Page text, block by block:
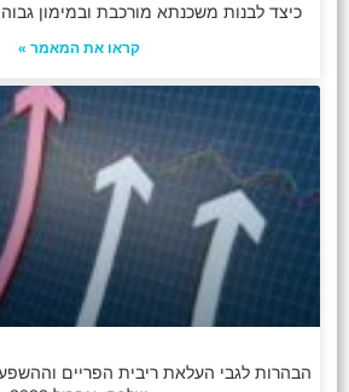
כיצד לבנות משכנתא מורכבת ובמימון
קראו את המאמר »
הבהרות לגבי העלאת ריבית הפריים